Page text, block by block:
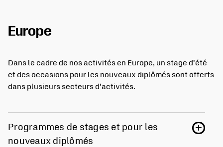
Europe
Dans le cadre de nos activités en Europe, un stage d’été
et des occasions pour les nouveaux diplômés sont offerts
dans plusieurs secteurs d’activités.
Programmes de stages et pour les
nouveaux diplômés